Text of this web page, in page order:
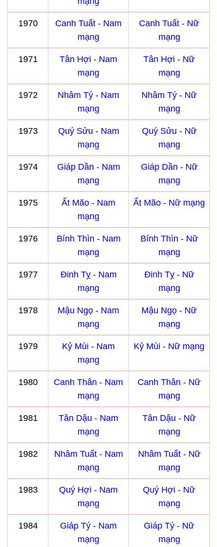
1970
Canh Tuất - Nam
mạng
Canh Tuất - Nữ
mạng
1971
Tân Hợi - Nam
mạng
Tân Hợi - Nữ
mạng
1972
Nhâm Tý - Nam
mạng
Nhâm Tý - Nữ
mạng
1973
Quý Sửu - Nam
mạng
Quý Sửu - Nữ
mạng
1974
Giáp Dần - Nam
mạng
Giáp Dần - Nữ
mạng
1975
Ất Mão - Nam
mạng
Ất Mão - Nữ mạng
1976
Bính Thìn - Nam
mạng
Bính Thìn - Nữ
mạng
1977
Đinh Tỵ - Nam
mạng
Đinh Tỵ - Nữ
mạng
1978
Mậu Ngọ - Nam
mạng
Mậu Ngọ - Nữ
mạng
1979
Kỷ Mùi - Nam
mạng
Kỷ Mùi - Nữ mạng
1980
Canh Thân - Nam
mạng
Canh Thân - Nữ
mạng
1981
Tân Dậu - Nam
mạng
Tân Dậu - Nữ
mạng
1982
Nhâm Tuất - Nam
mạng
Nhâm Tuất - Nữ
mạng
1983
Quý Hợi - Nam
mạng
Quý Hợi - Nữ
mạng
1984
Giáp Tý - Nam
mạng
Giáp Tý - Nữ
mạng